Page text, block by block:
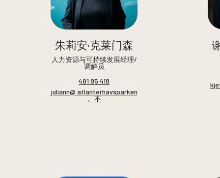
朱莉安·克莱门森
人力资源与可持续发展经理/
调解员
481 85 418
juliann@ atlanterhavsparken
。不